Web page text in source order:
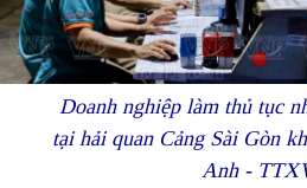
Doanh nghiệp làm thủ tục
tại hải quan Cảng Sài Gòn
Anh -